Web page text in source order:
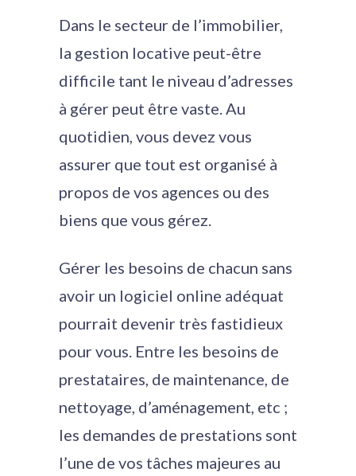
Dans le secteur de l’immobilier,
la gestion locative peut-être
difficile tant le niveau d’adresses
à gérer peut être vaste. Au
quotidien, vous devez vous
assurer que tout est organisé à
propos de vos agences ou des
biens que vous gérez.
Gérer les besoins de chacun sans
avoir un logiciel online adéquat
pourrait devenir très fastidieux
pour vous. Entre les besoins de
prestataires, de maintenance, de
nettoyage, d’aménagement, etc ;
les demandes de prestations sont
l’une de vos tâches majeures au